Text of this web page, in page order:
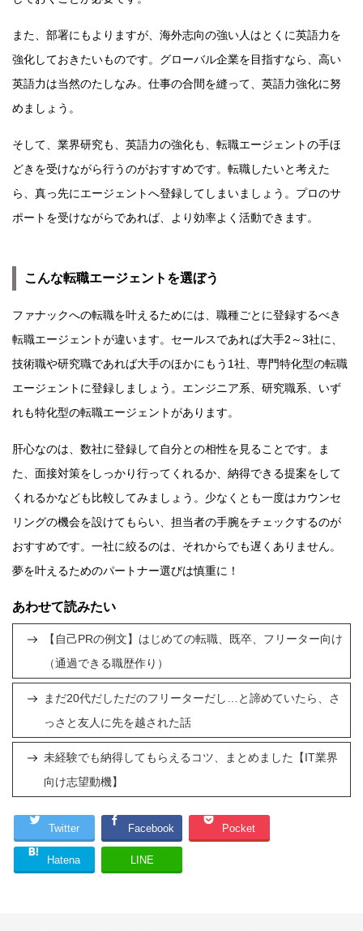
また、部署にもよりますが、海外志向の強い人はとくに英語力を
強化しておきたいものです。グローバル企業を目指すなら、高い
英語力は当然のたしなみ。仕事の合間を縫って、英語力強化に努
めましょう。
そして、業界研究も、英語力の強化も、転職エージェントの手ほ
どきを受けながら行うのがおすすめです。転職したいと考えた
ら、真っ先にエージェントへ登録してしまいましょう。プロのサ
ポートを受けながらであれば、より効率よく活動できます。
こんな転職エージェントを選ぼう
ファナックへの転職を叶えるためには、職種ごとに登録するべき
転職エージェントが違います。セールスであれば大手2～3社に、
技術職や研究職であれば大手のほかにもう1社、専門特化型の転職
エージェントに登録しましょう。エンジニア系、研究職系、いず
れも特化型の転職エージェントがあります。
肝心なのは、数社に登録して自分との相性を見ることです。ま
た、面接対策をしっかり行ってくれるか、納得できる提案をして
くれるかなども比較してみましょう。少なくとも一度はカウンセ
リングの機会を設けてもらい、担当者の手腕をチェックするのが
おすすめです。一社に絞るのは、それからでも遅くありません。
夢を叶えるためのパートナー選びは慎重に！
あわせて読みたい
【自己PRの例文】はじめての転職、既卒、フリーター向け
（通過できる職歴作り）
まだ20代だしただのフリーターだし…と諦めていたら、さ
っさと友人に先を越された話
未経験でも納得してもらえるコツ、まとめました【IT業界
向け志望動機】
Twitter Facebook Pocket
Hatena LINE